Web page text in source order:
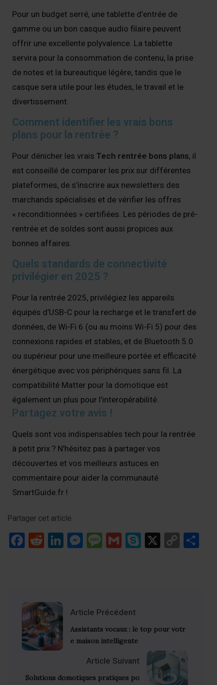
Pour un budget serré, une tablette d’entrée de
gamme ou un bon casque audio filaire peuvent
offrir une excellente polyvalence. La tablette
servira pour la consommation de contenu, la prise
de notes et la bureautique légère, tandis que le
casque sera utile pour les études, le travail et le
divertissement.
Comment identifier les vrais bons
plans pour la rentrée ?
Pour dénicher les vrais Tech rentrée bons plans, il
est conseillé de comparer les prix sur différentes
plateformes, de s’inscrire aux newsletters des
marchands spécialisés et de vérifier les offres
« reconditionnées » certifiées. Les périodes de pré-
rentrée et de soldes sont aussi propices aux
bonnes affaires.
Quels standards de connectivité
privilégier en 2025 ?
Pour la rentrée 2025, privilégiez les appareils
équipés d’USB-C pour la recharge et le transfert de
données, de Wi-Fi 6 (ou au moins Wi-Fi 5) pour des
connexions rapides et stables, et de Bluetooth 5.0
ou supérieur pour une meilleure portée et efficacité
énergétique avec vos périphériques sans fil. La
compatibilité Matter pour la domotique est
également un plus pour l’interopérabilité.
Partagez votre avis !
Quels sont vos indispensables tech pour la rentrée
à petit prix ? N’hésitez pas à partager vos
découvertes et vos meilleurs astuces en
commentaire pour aider la communauté
SmartGuide.fr !
Partager cet article
Facebook
RedditLinkedIn
Messenger
Message
GmailSkype
X
Copy
Article Précédent
Assistants vocaux : le top pour votr
e maison intelligente
Article Suivant
Solutions domotiques pratiques po